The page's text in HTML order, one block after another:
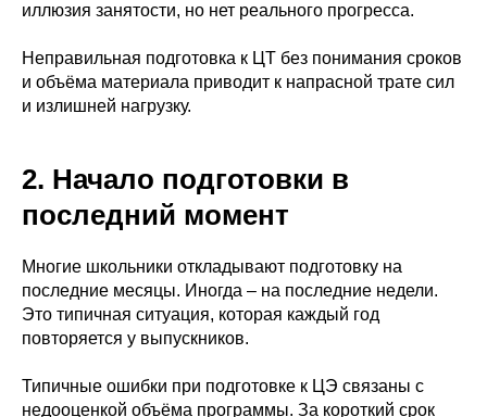
иллюзия занятости, но нет реального прогресса.
Неправильная подготовка к ЦТ без понимания сроков
и объёма материала приводит к напрасной трате сил
и излишней нагрузку.
2. Начало подготовки в
последний момент
Многие школьники откладывают подготовку на
последние месяцы. Иногда – на последние недели.
Это типичная ситуация, которая каждый год
повторяется у выпускников.
Типичные ошибки при подготовке к ЦЭ связаны с
недооценкой объёма программы. За короткий срок